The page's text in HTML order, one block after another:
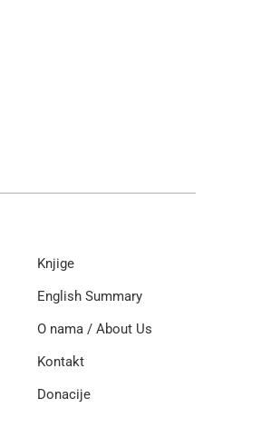
Knjige
English Summary
O nama / About Us
Kontakt
Donacije